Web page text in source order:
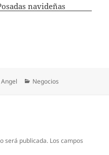
navideñas
Categorías
Negocios
será publicada. Los campos